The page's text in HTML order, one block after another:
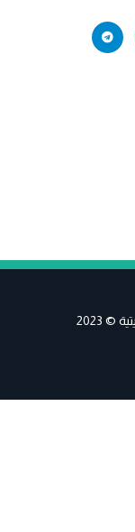
2023